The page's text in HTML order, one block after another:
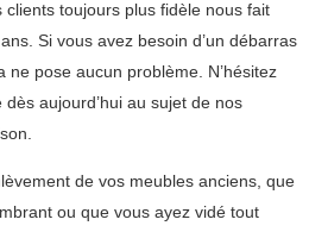
toujours plus fidèle nous fait
Si vous avez besoin d’un débarras
ne pose aucun problème. N’hésitez
aujourd’hui au sujet de nos
de vos meubles anciens, que
ou que vous ayez vidé tout